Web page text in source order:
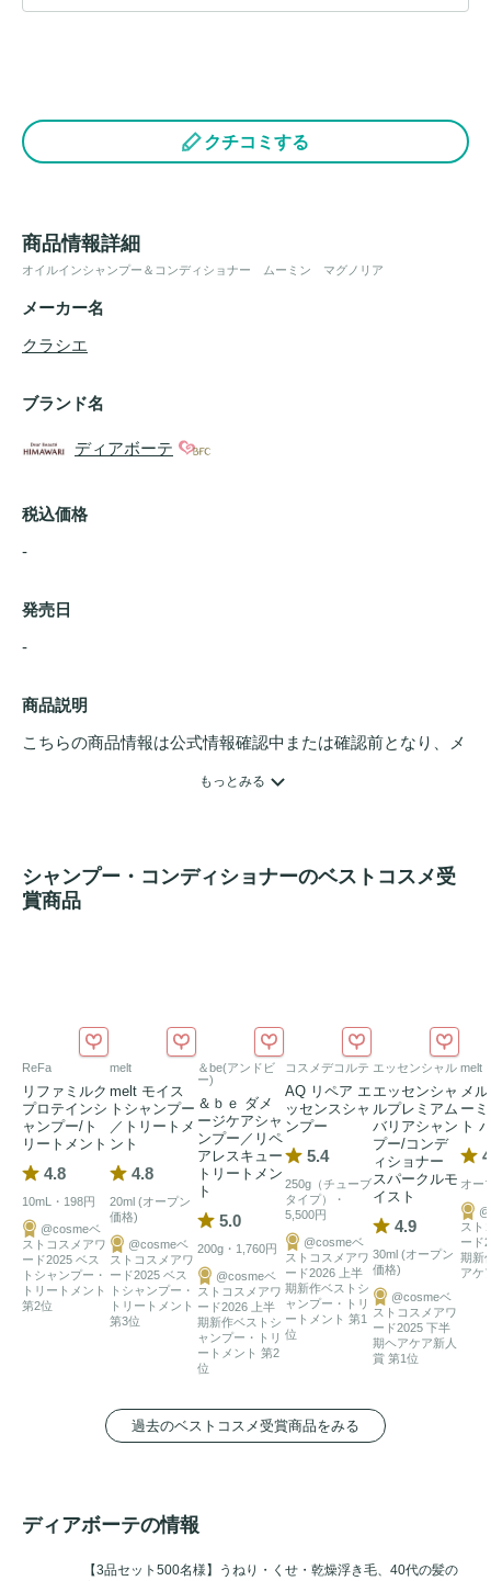
クチコミする
商品情報詳細
オイルインシャンプー＆コンディショナー ムーミン マグノリア
メーカー名
クラシエ
ブランド名
ディアボーテ
税込価格
-
発売日
-
商品説明
こちらの商品情報は公式情報確認中または確認前となり、メ
もっとみる
シャンプー・コンディショナーのベストコスメ受
賞商品
ReFa
リファミルク
プロテインシ
ャンプー/ト
リートメント
4.8
10mL・198円
@cosmeベ
ストコスメアワ
ード2025 ベス
トシャンプー・
トリートメント
第2位
melt
melt モイス
トシャンプー
／トリートメ
ント
4.8
20ml (オープン
価格)
@cosmeベ
ストコスメアワ
ード2025 ベス
トシャンプー・
トリートメント
第3位
＆be(アンドビ
ー)
＆ｂｅ ダメ
ージケアシャ
ンプー／リペ
アレスキュー
トリートメン
ト
5.0
200g・1,760円
@cosmeベ
ストコスメアワ
ード2026 上半
期新作ベストシ
ャンプー・トリ
ートメント 第2
位
コスメデコルテ
AQ リペア エ
ッセンスシャ
ンプー
5.4
250g（チューブ
タイプ）・
5,500円
@cosmeベ
ストコスメアワ
ード2026 上半
期新作ベストシ
ャンプー・トリ
ートメント 第1
位
エッセンシャル
エッセンシャ
ルプレミアム
バリアシャン
プー/コンデ
ィショナー
スパークルモ
イスト
4.9
30ml (オープン
価格)
@cosmeベ
ストコスメアワ
ード2025 下半
期ヘアケア新人
賞 第1位
melt
メ
ー
ト
オー
スト
ード
期新
アケ
過去のベストコスメ受賞商品をみる
ディアボーテの情報
【3品セット500名様】うねり・くせ・乾燥浮き毛、40代の髪の